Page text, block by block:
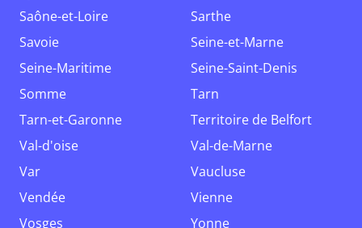
Saône-et-Loire
Sarthe
Savoie
Seine-et-Marne
Seine-Maritime
Seine-Saint-Denis
Somme
Tarn
Tarn-et-Garonne
Territoire de Belfort
Val-d'oise
Val-de-Marne
Var
Vaucluse
Vendée
Vienne
Vosges
Yonne